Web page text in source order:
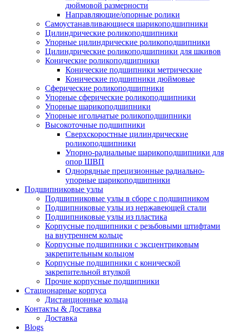
дюймовой размерности
Направляющие/опорные ролики
Самоустанавливающиеся шарикоподшипники
Цилиндрические роликоподшипники
Упорные цилиндрические роликоподшипники
Цилиндрические роликоподшипники для шкивов
Конические роликоподшипники
Конические подшипники метрические
Конические подшипники дюймовые
Сферические роликоподшипники
Упорные сферические роликоподшипники
Упорные шарикоподшипники
Упорные игольчатые роликоподшипники
Высокоточные подшипники
Сверхскоростные цилиндрические
роликоподшипники
Упорно-радиальные шарикоподшипники для
опор ШВП
Однорядные прецизионные радиально-
упорные шарикоподшипники
Подшипниковые узлы
Подшипниковые узлы в сборе с подшипником
Подшипниковые узлы из нержавеющей стали
Подшипниковые узлы из пластика
Корпусные подшипники с резьбовыми штифтами
на внутреннем кольце
Корпусные подшипники с эксцентриковым
закрепительным кольцом
Корпусные подшипники с конической
закрепительной втулкой
Прочие корпусные подшипники
Стационарные корпуса
Дистанционные кольца
Контакты & Доставка
Доставка
Blogs